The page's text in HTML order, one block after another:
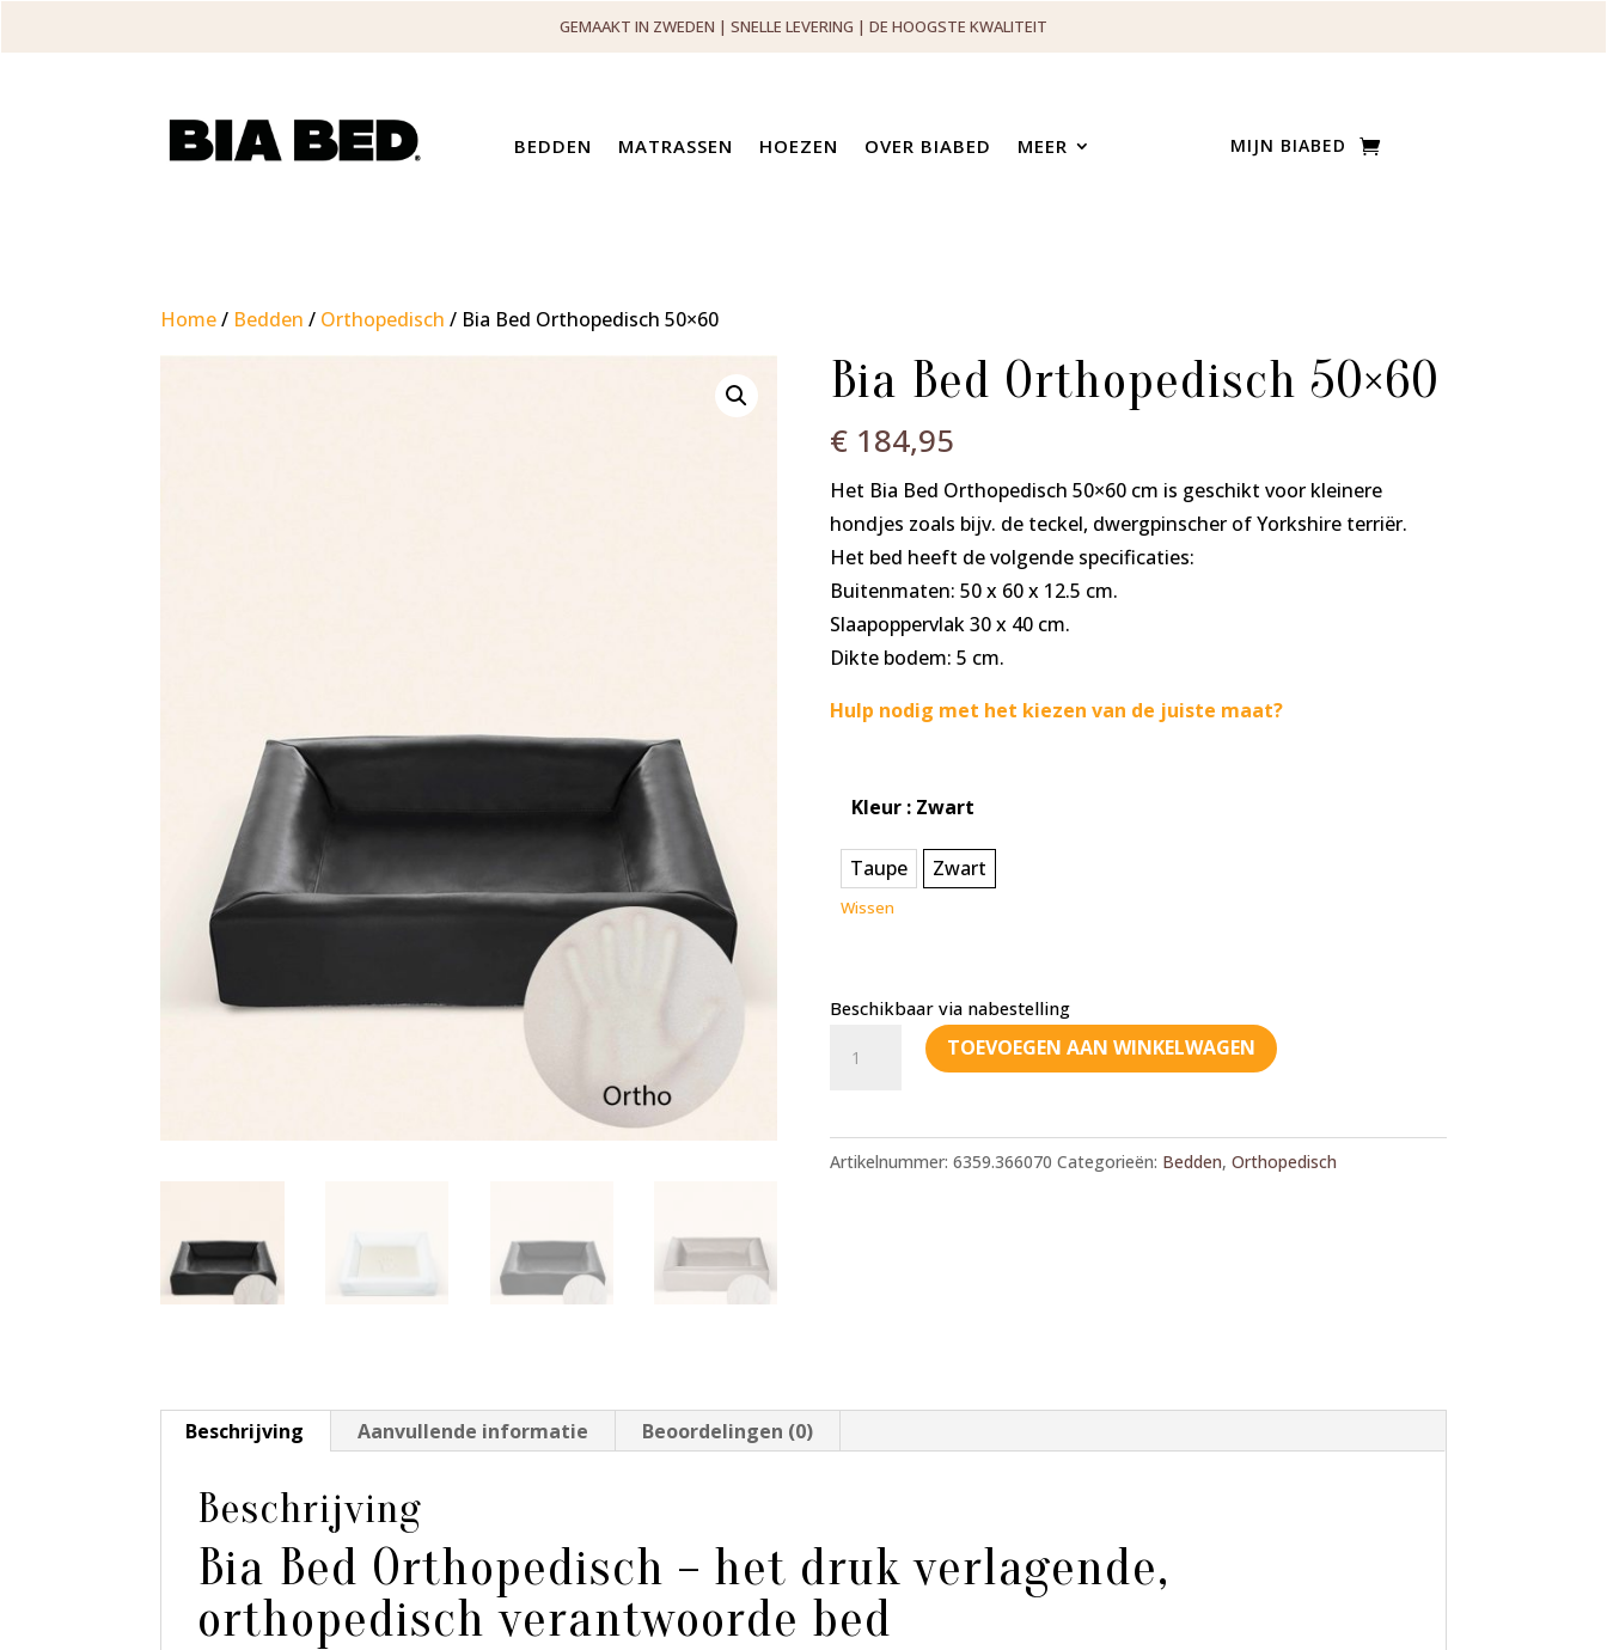
GEMAAKT IN ZWEDEN | SNELLE LEVERING | DE HOOGSTE KWALITEIT
BEDDEN MATRASSEN HOEZEN OVER BIABED MEER MIJN BIABED
Home/ Bedden / Orthopedisch / Bia Bed Orthopedisch 50×60
Bia Bed Orthopedisch 50×60
€184,95
Het Bia Bed Orthopedisch 50×60 cm is geschikt voor kleinere
hondjes zoals bijv. de teckel, dwergpinscher of Yorkshire terriër.
Het bed heeft de volgende specificaties:
Buitenmaten: 50 x 60 x 12.5 cm.
Slaapoppervlak 30 x 40 cm.
Dikte bodem: 5 cm.
Hulp nodig met het kiezen van de juiste maat?
Kleur : Zwart
Taupe Zwart
Wissen
Beschikbaar via nabestelling
Bed
50x60
aantal
TOEVOEGEN AAN WINKELWAGEN
Artikelnummer: 6359.366070 Categorieën: Bedden, Orthopedisch
Beschrijving Aanvullende informatie Beoordelingen (0)
Beschrijving
Bia Bed Orthopedisch – het druk verlagende,
orthopedisch verantwoorde bed